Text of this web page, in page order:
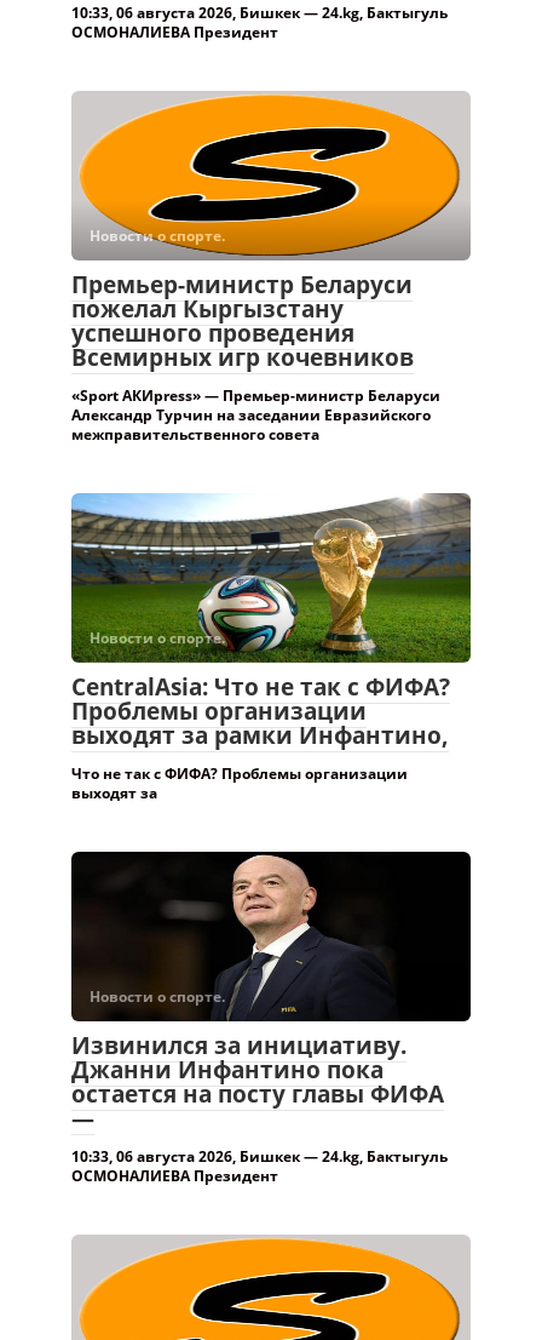
10:33, 06 августа 2026, Бишкек — 24.kg, Бактыгуль
ОСМОНАЛИЕВА Президент
Новости о спорте.
Премьер-министр Беларуси
пожелал Кыргызстану
успешного проведения
Всемирных игр кочевников
«Sport АКИpress» — Премьер-министр Беларуси
Александр Турчин на заседании Евразийского
межправительственного совета
Новости о спорте.
CentralAsia: Что не так с ФИФА?
Проблемы организации
выходят за рамки Инфантино,
Что не так с ФИФА? Проблемы организации
выходят за
Новости о спорте.
Извинился за инициативу.
Джанни Инфантино пока
остается на посту главы ФИФА
—
10:33, 06 августа 2026, Бишкек — 24.kg, Бактыгуль
ОСМОНАЛИЕВА Президент